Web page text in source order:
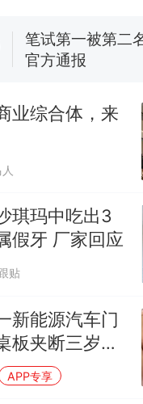
来源：参考消息
笔试第一被第二
官方通报
么？
业综合体，来
琪玛中吃出3
假牙 厂家回应
贴
新能源汽车门
板夹断三岁男
门店回应：推
指细小所致，
APP专享